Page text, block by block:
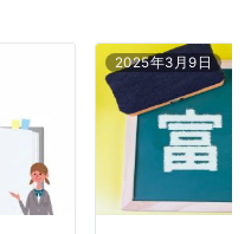
2025年3月9日